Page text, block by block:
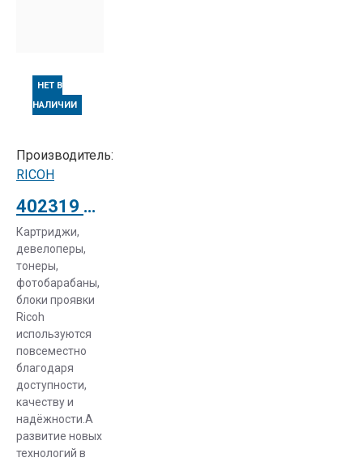
НЕТ В
НАЛИЧИИ
Производитель:
RICOH
402319 Фотопроводниковый блок тип 145 чёрный для Ricoh Aficio 420DN
Картриджи,
девелоперы,
тонеры,
фотобарабаны,
блоки проявки
Ricoh
используются
повсеместно
благодаря
доступности,
качеству и
надёжности.А
развитие новых
технологий в